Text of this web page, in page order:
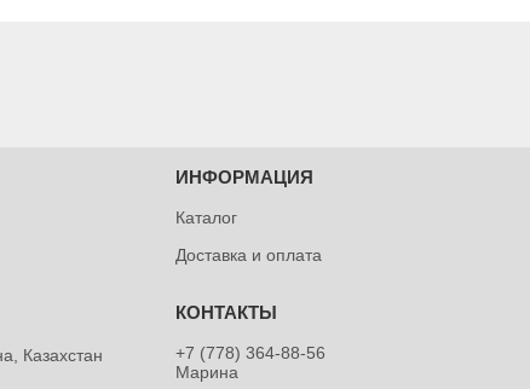
ИНФОРМАЦИЯ
Каталог
Доставка и оплата
Казахстан
+7 (778) 364-88-56
Марина